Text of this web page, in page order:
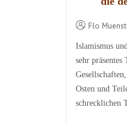
Flo
Islamismus
sehr
Osten und
schrecklichen